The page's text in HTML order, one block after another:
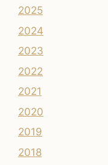
2025
2024
2023
2022
2021
2020
2019
2018